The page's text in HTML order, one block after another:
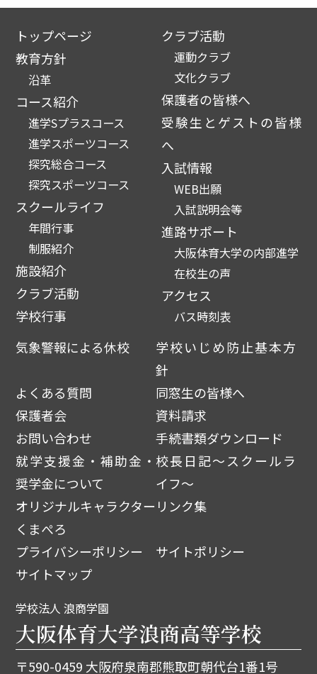
トップページ
教育方針
沿革
コース紹介
進学Sプラスコース
進学スポーツコース
探究総合コース
探究スポーツコース
スクールライフ
年間行事
制服紹介
施設紹介
クラブ活動
学校行事
クラブ活動
運動クラブ
文化クラブ
保護者の皆様へ
受験生とゲストの皆様
へ
入試情報
WEB出願
入試説明会等
進路サポート
大阪体育大学の内部進学
在校生の声
アクセス
バス時刻表
気象警報による休校
学校いじめ防止基本方
針
よくある質問
同窓生の皆様へ
保護者会
資料請求
お問い合わせ
手続書類ダウンロード
就学支援金・補助金・
奨学金について
校長日記～スクールラ
イフ～
オリジナルキャラクター
くまぺろ
リンク集
プライバシーポリシー
サイトポリシー
サイトマップ
学校法人 浪商学園
大阪体育大学浪商高等学校
〒590-0459 大阪府泉南郡熊取町朝代台1番1号